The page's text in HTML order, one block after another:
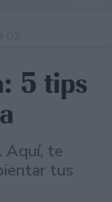
5 tips
Aquí, te
tus